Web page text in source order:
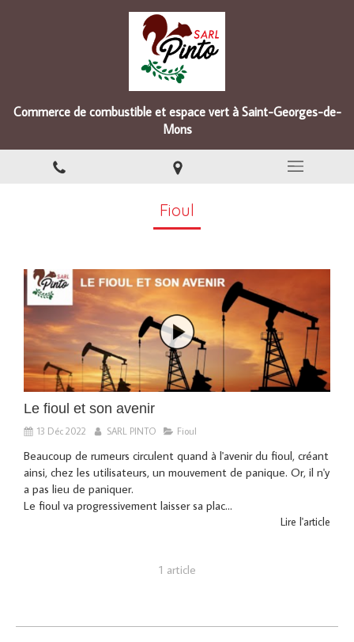
Commerce de combustible et espace vert à Saint-Georges-de-
Mons
Fioul
Le fioul et son avenir
13 Déc 2022 SARL PINTO Fioul
Beaucoup de rumeurs circulent quand à l'avenir du fioul, créant
ainsi, chez les utilisateurs, un mouvement de panique. Or, il n'y
a pas lieu de paniquer.
Le fioul va progressivement laisser sa plac...
Lire l'article
1 article